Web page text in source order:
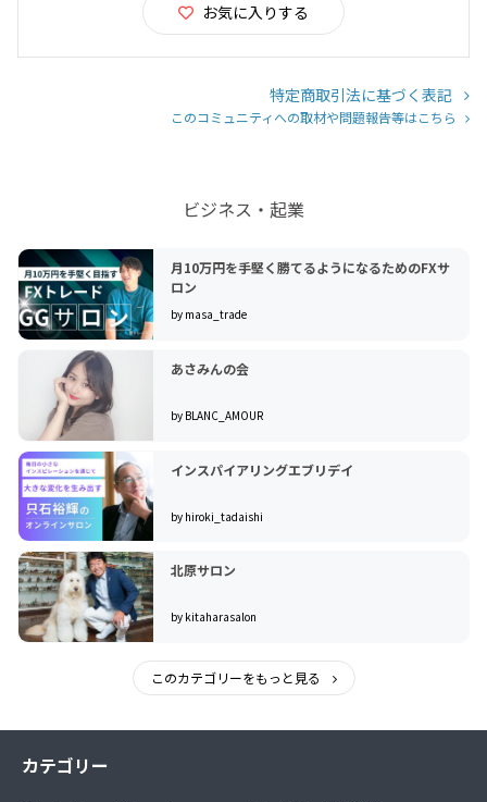
お気に入りする
特定商取引法に基づく表記
このコミュニティへの取材や問題報告等はこちら
ビジネス・起業
月10万円を手堅く勝てるようになるためのFXサ
ロン
by masa_trade
あさみんの会
by BLANC_AMOUR
インスパイアリングエブリデイ
by hiroki_tadaishi
北原サロン
by kitaharasalon
このカテゴリーをもっと見る
カテゴリー